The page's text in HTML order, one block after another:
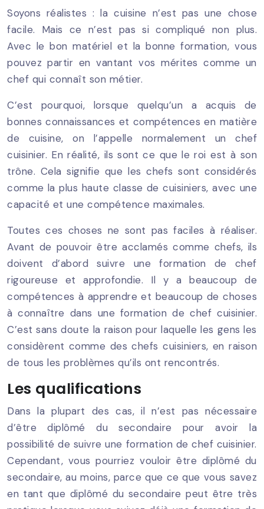
Soyons réalistes : la cuisine n’est pas une chose
facile. Mais ce n’est pas si compliqué non plus.
Avec le bon matériel et la bonne formation, vous
pouvez partir en vantant vos mérites comme un
chef qui connaît son métier.
C’est pourquoi, lorsque quelqu’un a acquis de
bonnes connaissances et compétences en matière
de cuisine, on l’appelle normalement un chef
cuisinier. En réalité, ils sont ce que le roi est à son
trône. Cela signifie que les chefs sont considérés
comme la plus haute classe de cuisiniers, avec une
capacité et une compétence maximales.
Toutes ces choses ne sont pas faciles à réaliser.
Avant de pouvoir être acclamés comme chefs, ils
doivent d’abord suivre une formation de chef
rigoureuse et approfondie. Il y a beaucoup de
compétences à apprendre et beaucoup de choses
à connaître dans une formation de chef cuisinier.
C’est sans doute la raison pour laquelle les gens les
considèrent comme des chefs cuisiniers, en raison
de tous les problèmes qu’ils ont rencontrés.
Les qualifications
Dans la plupart des cas, il n’est pas nécessaire
d’être diplômé du secondaire pour avoir la
possibilité de suivre une formation de chef cuisinier.
Cependant, vous pourriez vouloir être diplômé du
secondaire, au moins, parce que ce que vous savez
en tant que diplômé du secondaire peut être très